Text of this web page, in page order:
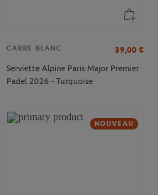
CARRE BLANC 39,00 €
Serviette Alpine Paris Major Premier
Padel 2026 - Turquoise
NOUVEAU